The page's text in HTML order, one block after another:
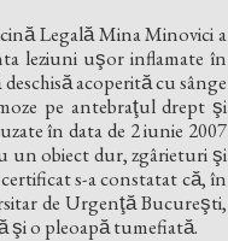
Legală Mina Minovici a
leziuni uşor inflamate în
acoperită cu sânge
pe antebraţul drept şi
în data de 2 iunie 2007
un obiect dur, zgârieturi şi
s-a constatat că, în
de Urgenţă Bucureşti,
şi o pleoapă tumefiată.